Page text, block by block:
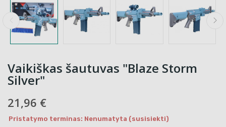
Vaikiškas šautuvas "Blaze Storm
Silver"
21,96 €
Pristatymo terminas: Nenumatyta (susisiekti)